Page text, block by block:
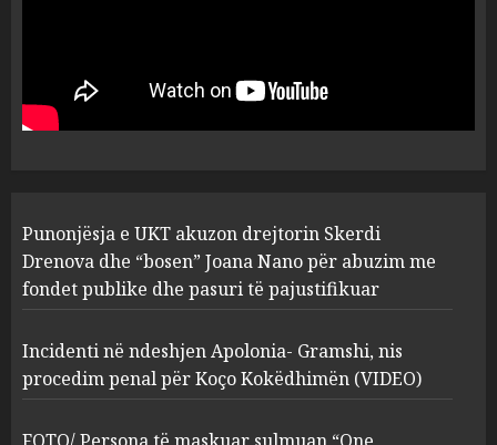
2
procedim penal për Koço
Kokëdhimën (VIDEO)
MARCH 27, 2025
3
sulmuan “One Albania”,
ngjarja u fsheh. A u vodhën
serverat?
MARCH 25, 2025
Prokuroria jep pretencën, ja
çfarë dënimi kërkon për
Mariela dhe Antonela
Punonjësja e UKT akuzon drejtorin Skerdi
Drenova dhe “bosen” Joana Nano për abuzim me
fondet publike dhe pasuri të pajustifikuar
Incidenti në ndeshjen Apolonia- Gramshi, nis
procedim penal për Koço Kokëdhimën (VIDEO)
FOTO/ Persona të maskuar sulmuan “One